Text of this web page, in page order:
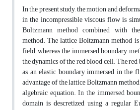
In the present study, the motion and
in the incompressible viscous flow is
Boltzmann method combined with
method. The lattice Boltzmann method
field, whereas the immersed boundary
the dynamics of the red blood cell. The
as an elastic boundary immersed in the
advantage of the lattice Boltzmann
algebraic equation. In the immersed
domain is descretized using a regular